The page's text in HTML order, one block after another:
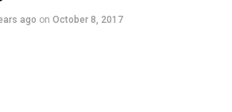
ago on October 8, 2017